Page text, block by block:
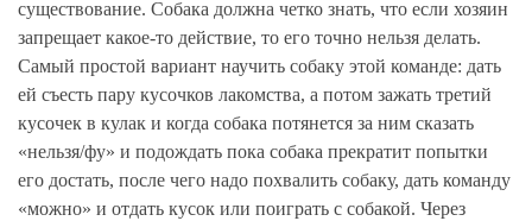
существование. Собака должна четко знать, что если хозяин
запрещает какое-то действие, то его точно нельзя делать.
Самый простой вариант научить собаку этой команде: дать
ей съесть пару кусочков лакомства, а потом зажать третий
кусочек в кулак и когда собака потянется за ним сказать
«нельзя/фу» и подождать пока собака прекратит попытки
его достать, после чего надо похвалить собаку, дать команду
«можно» и отдать кусок или поиграть с собакой. Через